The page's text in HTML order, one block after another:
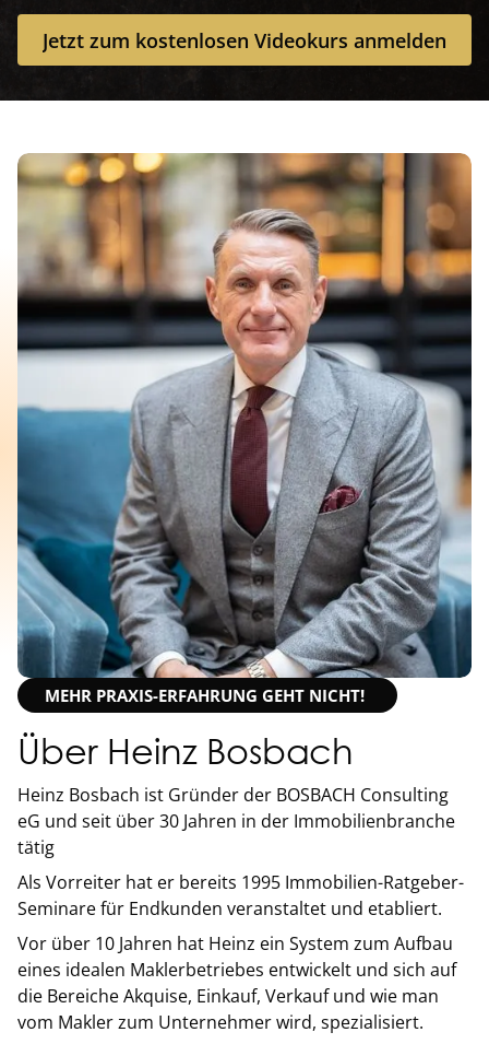
Jetzt zum kostenlosen Videokurs anmelden
Jetzt zum kostenlosen Videokurs anmelden
MEHR PRAXIS-ERFAHRUNG GEHT NICHT!
Über Heinz Bosbach
Heinz Bosbach ist Gründer der BOSBACH Consulting
eG und seit über 30 Jahren in der Immobilienbranche
tätig
Als Vorreiter hat er bereits 1995 Immobilien-Ratgeber-
Seminare für Endkunden veranstaltet und etabliert.
Vor über 10 Jahren hat Heinz ein System zum Aufbau
eines idealen Maklerbetriebes entwickelt und sich auf
die Bereiche Akquise, Einkauf, Verkauf und wie man
vom Makler zum Unternehmer wird, spezialisiert.